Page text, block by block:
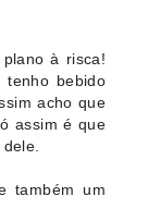
à risca!
tenho bebido
acho que
assim é que
também um